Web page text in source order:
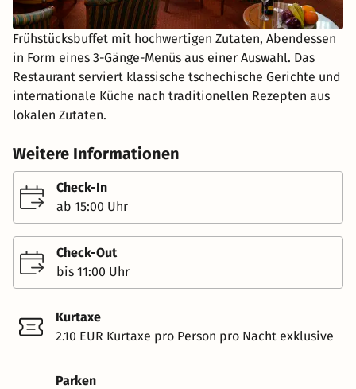
Frühstücksbuffet mit hochwertigen Zutaten, Abendessen
in Form eines 3-Gänge-Menüs aus einer Auswahl. Das
Restaurant serviert klassische tschechische Gerichte und
internationale Küche nach traditionellen Rezepten aus
lokalen Zutaten.
Weitere Informationen
Check-In
ab 15:00 Uhr
Check-Out
bis 11:00 Uhr
Kurtaxe
2.10 EUR Kurtaxe pro Person pro Nacht exklusive
Parken